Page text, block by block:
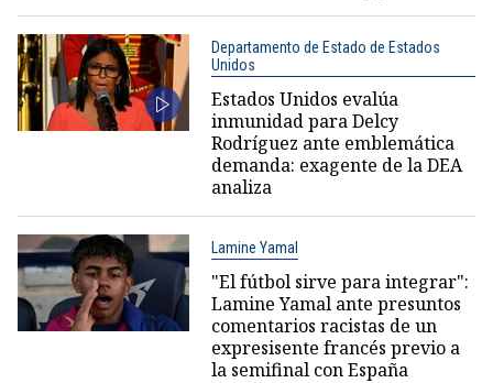
Departamento de Estado de Estados
Unidos
Estados Unidos evalúa
inmunidad para Delcy
Rodríguez ante emblemática
demanda: exagente de la DEA
analiza
Lamine Yamal
"El fútbol sirve para integrar":
Lamine Yamal ante presuntos
comentarios racistas de un
expresisente francés previo a
la semifinal con España